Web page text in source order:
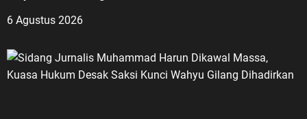
6 Agustus 2026